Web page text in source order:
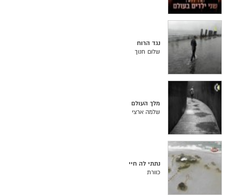
נגד הרוח
שלום חנוך
מלך העולם
שלמה ארצי
נתתי לה חיי
כוורת